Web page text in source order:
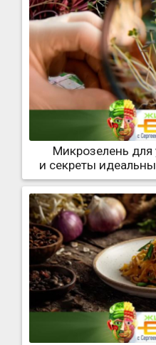
Микрозелень для
и секреты